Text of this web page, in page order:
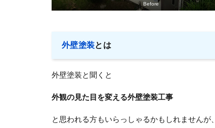
Before
外壁塗装とは
外壁塗装と聞くと
外観の見た目を変える外壁塗装工事
と思われる方もいらっしゃるかもしれませんが、